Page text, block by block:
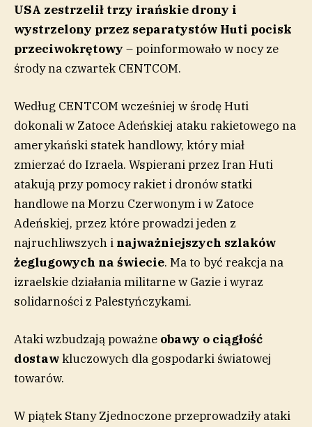
USA zestrzelił trzy irańskie drony i
wystrzelony przez separatystów Huti pocisk
przeciwokrętowy – poinformowało w nocy ze
środy na czwartek CENTCOM.
Według CENTCOM wcześniej w środę Huti
dokonali w Zatoce Adeńskiej ataku rakietowego na
amerykański statek handlowy, który miał
zmierzać do Izraela. Wspierani przez Iran Huti
atakują przy pomocy rakiet i dronów statki
handlowe na Morzu Czerwonym i w Zatoce
Adeńskiej, przez które prowadzi jeden z
najruchliwszych i najważniejszych szlaków
żeglugowych na świecie. Ma to być reakcja na
izraelskie działania militarne w Gazie i wyraz
solidarności z Palestyńczykami.
Ataki wzbudzają poważne obawy o ciągłość
dostawkluczowych dla gospodarki światowej
towarów.
W piątek Stany Zjednoczone przeprowadziły ataki